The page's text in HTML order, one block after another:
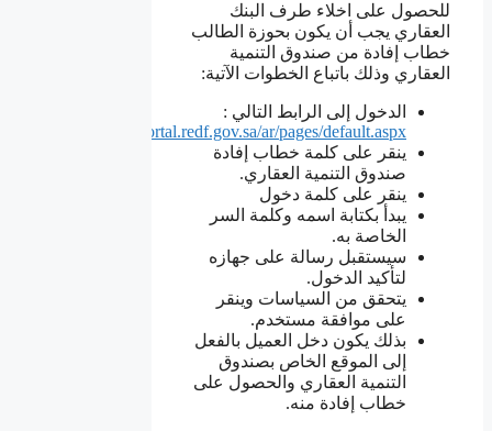
للحصول على اخلاء طرف البنك
العقاري يجب أن يكون بحوزة الطالب
خطاب إفادة من صندوق التنمية
العقاري وذلك باتباع الخطوات الآتية:
الدخول إلى الرابط التالي :
https://portal.redf.gov.sa/ar/pages/default.aspx
ينقر على كلمة خطاب إفادة
صندوق التنمية العقاري.
ينقر على كلمة دخول
يبدأ بكتابة اسمه وكلمة السر
الخاصة به.
سيستقبل رسالة على جهازه
لتأكيد الدخول.
يتحقق من السياسات وينقر
على موافقة مستخدم.
بذلك يكون دخل العميل بالفعل
إلى الموقع الخاص بصندوق
التنمية العقاري والحصول على
خطاب إفادة منه.